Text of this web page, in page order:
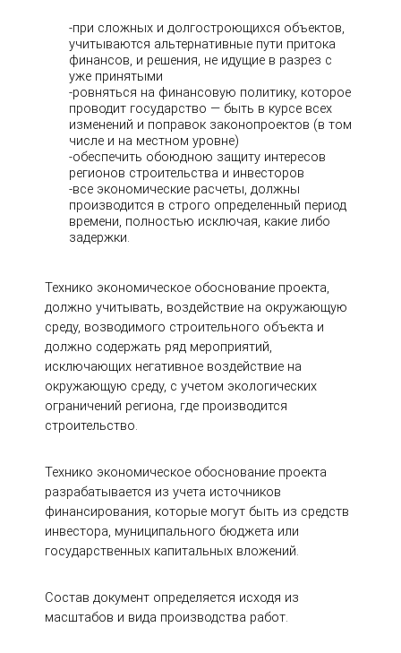
-при сложных и долгостроющихся объектов,
учитываются альтернативные пути притока
финансов, и решения, не идущие в разрез с
уже принятыми
-ровняться на финансовую политику, которое
проводит государство — быть в курсе всех
изменений и поправок законопроектов (в том
числе и на местном уровне)
-обеспечить обоюдною защиту интересов
регионов строительства и инвесторов
-все экономические расчеты, должны
производится в строго определенный период
времени, полностью исключая, какие либо
задержки.
Технико экономическое обоснование проекта,
должно учитывать, воздействие на окружающую
среду, возводимого строительного объекта и
должно содержать ряд мероприятий,
исключающих негативное воздействие на
окружающую среду, с учетом экологических
ограничений региона, где производится
строительство.
Технико экономическое обоснование проекта
разрабатывается из учета источников
финансирования, которые могут быть из средств
инвестора, муниципального бюджета или
государственных капитальных вложений.
Состав документ определяется исходя из
масштабов и вида производства работ.